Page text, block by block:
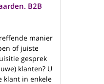
B2B
manier
of juiste
gesprek
klanten? U
klant in enkele